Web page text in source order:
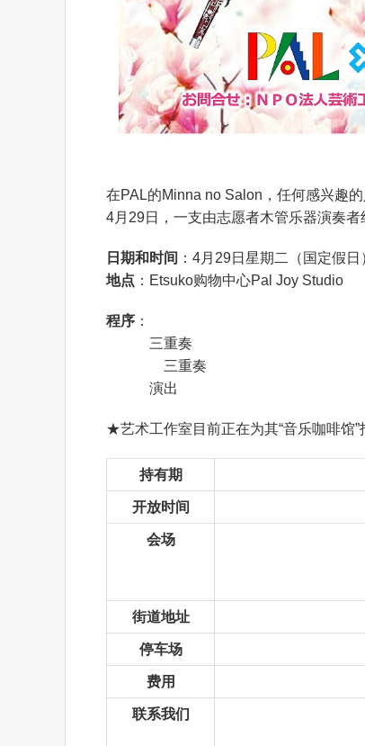
在PAL的Minna no Salon，任何感兴趣
4月29日，一支由志愿者木管乐器演奏
日期和时间 ：4月29日星期二（国定假
地点 ：Etsuko购物中心Pal Joy Studio
程序 ：
三重奏
三重奏
演出
★艺术工作室目前正在为其“音乐咖啡馆
持有期
开放时间
会场
街道地址
停车场
费用
联系我们